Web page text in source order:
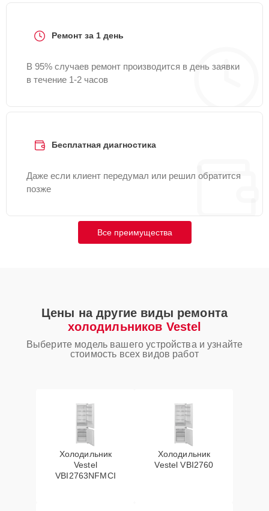
Ремонт за 1 день
В 95% случаев ремонт производится в день заявки
в течение 1-2 часов
Бесплатная диагностика
Даже если клиент передумал или решил обратится
позже
Все преимущества
Цены на другие виды ремонта
холодильников Vestel
Выберите модель вашего устройства и узнайте
стоимость всех видов работ
Холодильник
Vestel
VBI2763NFMCI
Холодильник
Vestel VBI2760